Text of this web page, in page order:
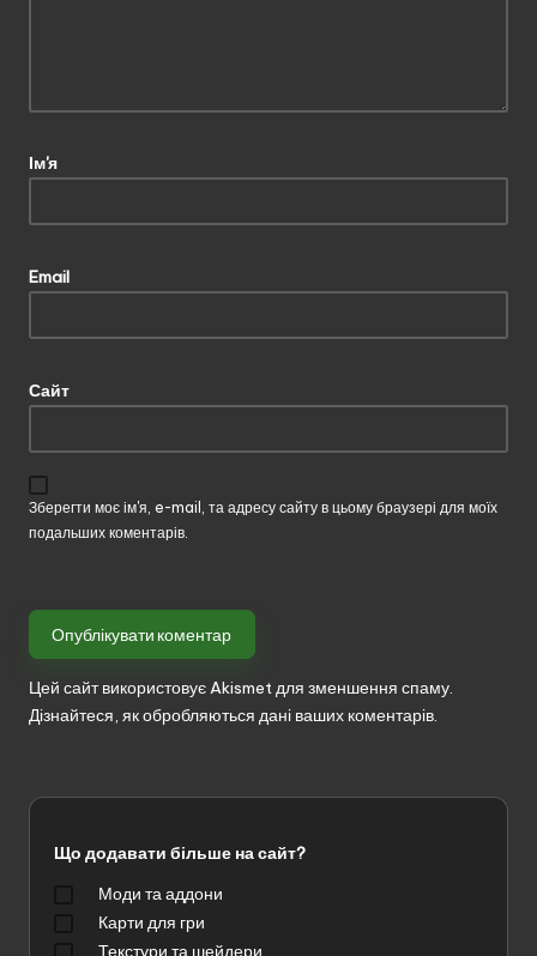
Ім'я
Email
Сайт
Зберегти моє ім'я, e-mail, та адресу сайту в цьому браузері для моїх
подальших коментарів.
Цей сайт використовує Akismet для зменшення спаму.
Дізнайтеся, як обробляються дані ваших коментарів.
Що додавати більше на сайт?
Моди та аддони
Карти для гри
Текстури та шейдери